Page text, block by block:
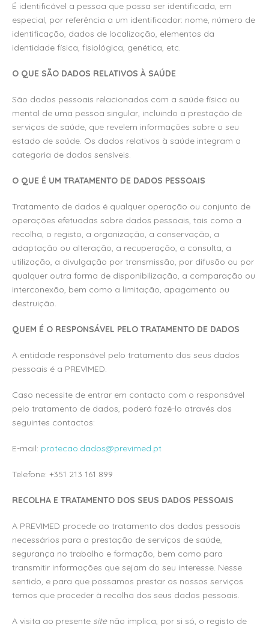
É identificável a pessoa que possa ser identificada, em
especial, por referência a um identificador: nome, número de
identificação, dados de localização, elementos da
identidade física, fisiológica, genética, etc.
O QUE SÃO DADOS RELATIVOS À SAÚDE
São dados pessoais relacionados com a saúde física ou
mental de uma pessoa singular, incluindo a prestação de
serviços de saúde, que revelem informações sobre o seu
estado de saúde. Os dados relativos à saúde integram a
categoria de dados sensíveis.
O QUE É UM TRATAMENTO DE DADOS PESSOAIS
Tratamento de dados é qualquer operação ou conjunto de
operações efetuadas sobre dados pessoais, tais como a
recolha, o registo, a organização, a conservação, a
adaptação ou alteração, a recuperação, a consulta, a
utilização, a divulgação por transmissão, por difusão ou por
qualquer outra forma de disponibilização, a comparação ou
interconexão, bem como a limitação, apagamento ou
destruição.
QUEM É O RESPONSÁVEL PELO TRATAMENTO DE DADOS
A entidade responsável pelo tratamento dos seus dados
pessoais é a PREVIMED.
Caso necessite de entrar em contacto com o responsável
pelo tratamento de dados, poderá fazê-lo através dos
seguintes contactos:
E-mail: protecao.dados@previmed.pt
Telefone: +351 213 161 899
RECOLHA E TRATAMENTO DOS SEUS DADOS PESSOAIS
A PREVIMED procede ao tratamento dos dados pessoais
necessários para a prestação de serviços de saúde,
segurança no trabalho e formação, bem como para
transmitir informações que sejam do seu interesse. Nesse
sentido, e para que possamos prestar os nossos serviços
temos que proceder à recolha dos seus dados pessoais.
A visita ao presente sitenão implica, por si só, o registo de